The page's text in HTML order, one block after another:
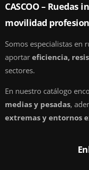
CASCOO –
movilidad
Somos especialistas en
aportar eficiencia,
sectores.
En nuestro catálogo
medias y pesadas,
extremas y entornos